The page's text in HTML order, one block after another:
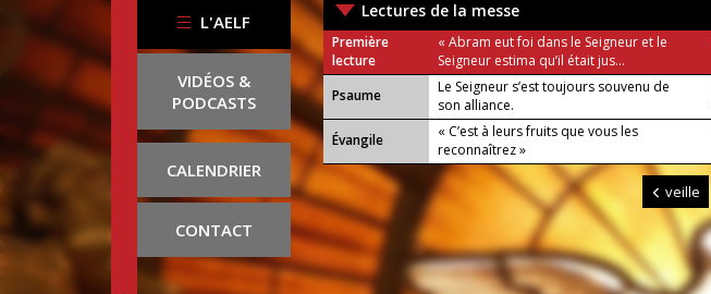
L'AELF
VIDÉOS &
PODCASTS
CALENDRIER
CONTACT
Lectures de la messe
Première
lecture
« Abram eut foi dans le Seigneur et le
Seigneur estima qu’il était jus...
Psaume
Le Seigneur s’est toujours souvenu de
son alliance.
ou :
Alléluia !
Évangile
« C’est à leurs fruits que vous les
reconnaîtrez »
veille